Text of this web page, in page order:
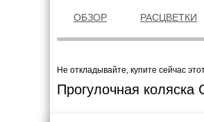
ОБЗОР РАСЦВЕТКИ
Не откладывайте, купите сейчас
Прогулочная коляска